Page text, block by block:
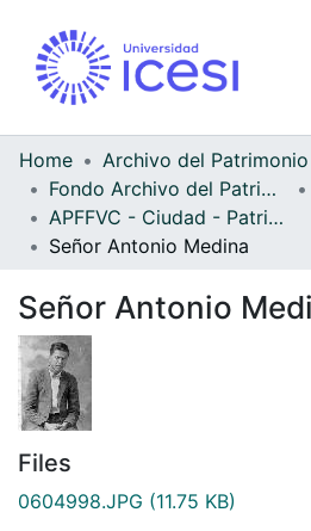
Home
Fondo Archivo del Patrimonio Fotográfico y Fílmico del Valle del Cauca
APFFVC - Ciudad - Patrimonial
Señor Antonio Medina
Señor Antonio
Files
0604998.JPG (11.75 KB)